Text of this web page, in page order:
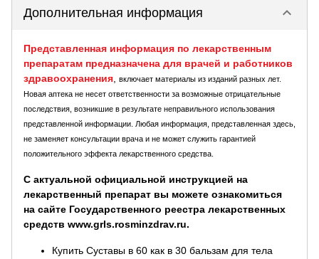
Дополнительная информация keyboard_arrow_down
Представленная информация по лекарственным
препаратам предназначена для врачей и работников
здравоохранения
включает материалы из изданий разных лет.
Новая аптека не несет ответственности за возможные отрицательные
последствия, возникшие в результате неправильного использования
представленной информации. Любая информация, представленная здесь,
не заменяет консультации врача и не может служить гарантией
положительного эффекта лекарственного средства.
С актуальной официальной инструкцией на
лекарственный препарат вы можете ознакомиться
на сайте Государственного реестра лекарственных
средств www.grls.rosminzdrav.ru.
Купить Суставы в 60 как в 30 бальзам для тела